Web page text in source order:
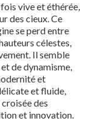
vive et éthérée,
des cieux. Ce
se perd entre
célestes,
Il semble
de dynamisme,
et
et fluide,
des
et innovation.